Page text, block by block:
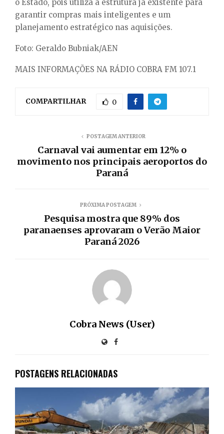
o Estado, pois utiliza a estrutura já existente para
garantir compras mais inteligentes e um
planejamento estratégico nas aquisições.
Foto: Geraldo Bubniak/AEN
MAIS INFORMAÇÕES NA RÁDIO COBRA FM 107.1
COMPARTILHAR 0
POSTAGEM ANTERIOR
Carnaval vai aumentar em 12% o
movimento nos principais aeroportos do
Paraná
PRÓXIMA POSTAGEM
Pesquisa mostra que 89% dos
paranaenses aprovaram o Verão Maior
Paraná 2026
Cobra News (User)
POSTAGENS RELACIONADAS